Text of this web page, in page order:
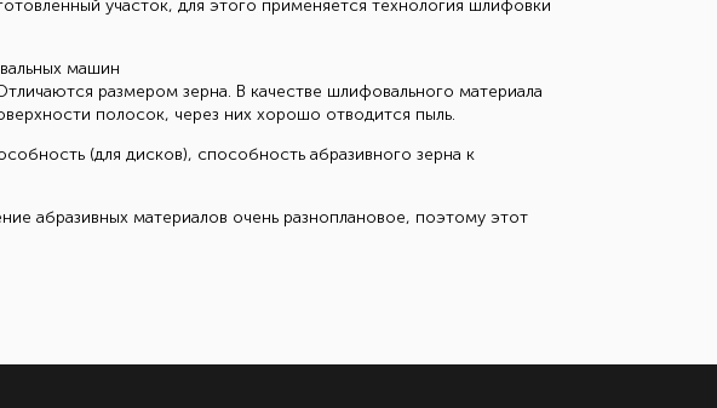
участок, для этого применяется технология шлифовки
машин
размером зерна. В качестве шлифовального материала
полосок, через них хорошо отводится пыль.
(для дисков), способность абразивного зерна к
абразивных материалов очень разноплановое, поэтому этот